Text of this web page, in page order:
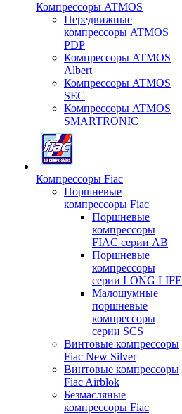
Компрессоры ATMOS
Передвижные
компрессоры ATMOS
PDP
Компрессоры ATMOS
Albert
Компрессоры ATMOS
SEC
Компрессоры ATMOS
SMARTRONIC
Компрессоры Fiac
Поршневые
компрессоры Fiac
Поршневые
компрессоры
FIAC серии AB
Поршневые
компрессоры
серии LONG LIFE
Малошумные
поршневые
компрессоры
серии SCS
Винтовые компрессоры
Fiac New Silver
Винтовые компрессоры
Fiac Airblok
Безмасляные
компрессоры Fiac